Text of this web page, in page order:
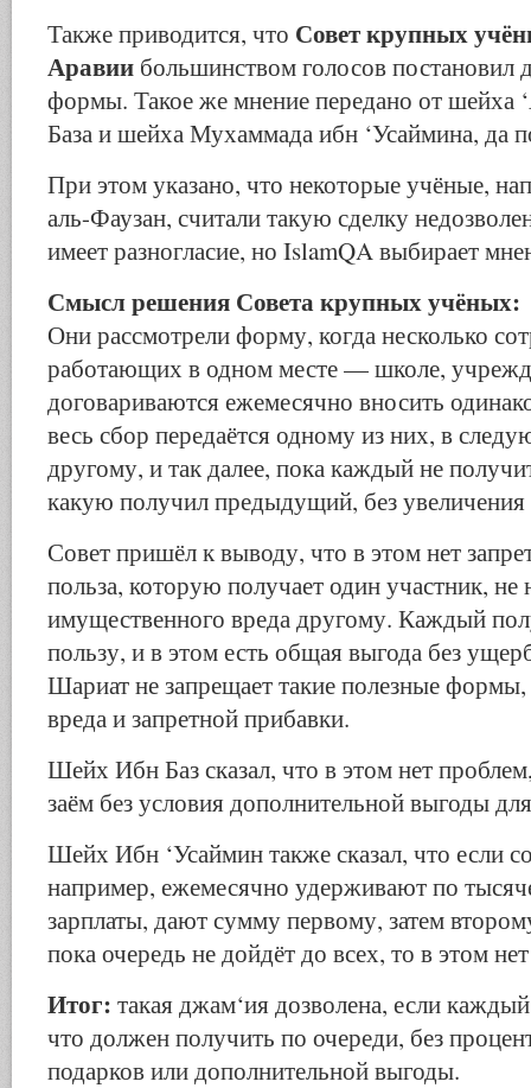
Также приводится, что Совет крупных
Аравии большинством голосов постановил
формы. Такое же мнение передано от шейха
База и шейха Мухаммада ибн ‘Усаймина, да
При этом указано, что некоторые учёные,
аль-Фаузан, считали такую сделку
имеет разногласие, но IslamQA выбирает
Смысл решения Совета крупных учёных:
Они рассмотрели форму, когда несколько
работающих в одном месте — школе,
договариваются ежемесячно вносить
весь сбор передаётся одному из них, в
другому, и так далее, пока каждый не
какую получил предыдущий, без
Совет пришёл к выводу, что в этом нет
польза, которую получает один участник, не
имущественного вреда другому. Каждый
пользу, и в этом есть общая выгода без
Шариат не запрещает такие полезные формы,
вреда и запретной прибавки.
Шейх Ибн Баз сказал, что в этом нет
заём без условия дополнительной выгоды
Шейх Ибн ‘Усаймин также сказал, что если
например, ежемесячно удерживают по
зарплаты, дают сумму первому, затем
пока очередь не дойдёт до всех, то в этом
Итог: такая джам‘ия дозволена, если
что должен получить по очереди, без
подарков или дополнительной выгоды.